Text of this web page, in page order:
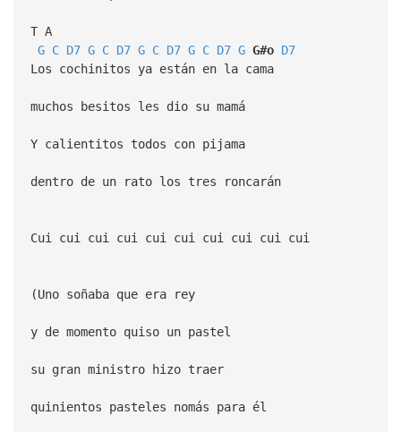
T A
G C D7 G C D7 G C D7 G C D7 G G#o D7
Los cochinitos ya están en la cama
muchos besitos les dio su mamá
Y calientitos todos con pijama
dentro de un rato los tres roncarán
Cui cui cui cui cui cui cui cui cui cui
(Uno soñaba que era rey
y de momento quiso un pastel
su gran ministro hizo traer
quinientos pasteles nomás para él